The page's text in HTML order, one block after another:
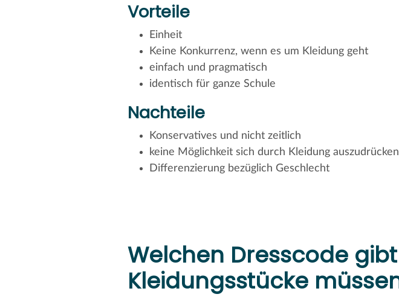
Vorteile
Einheit
Keine Konkurrenz, wenn es um Kleidung geht
einfach und pragmatisch
identisch für ganze Schule
Nachteile
Konservatives und nicht zeitlich
keine Möglichkeit sich durch Kleidung auszudrücken
Differenzierung bezüglich Geschlecht
Welchen Dresscode
Kleidungsstücke